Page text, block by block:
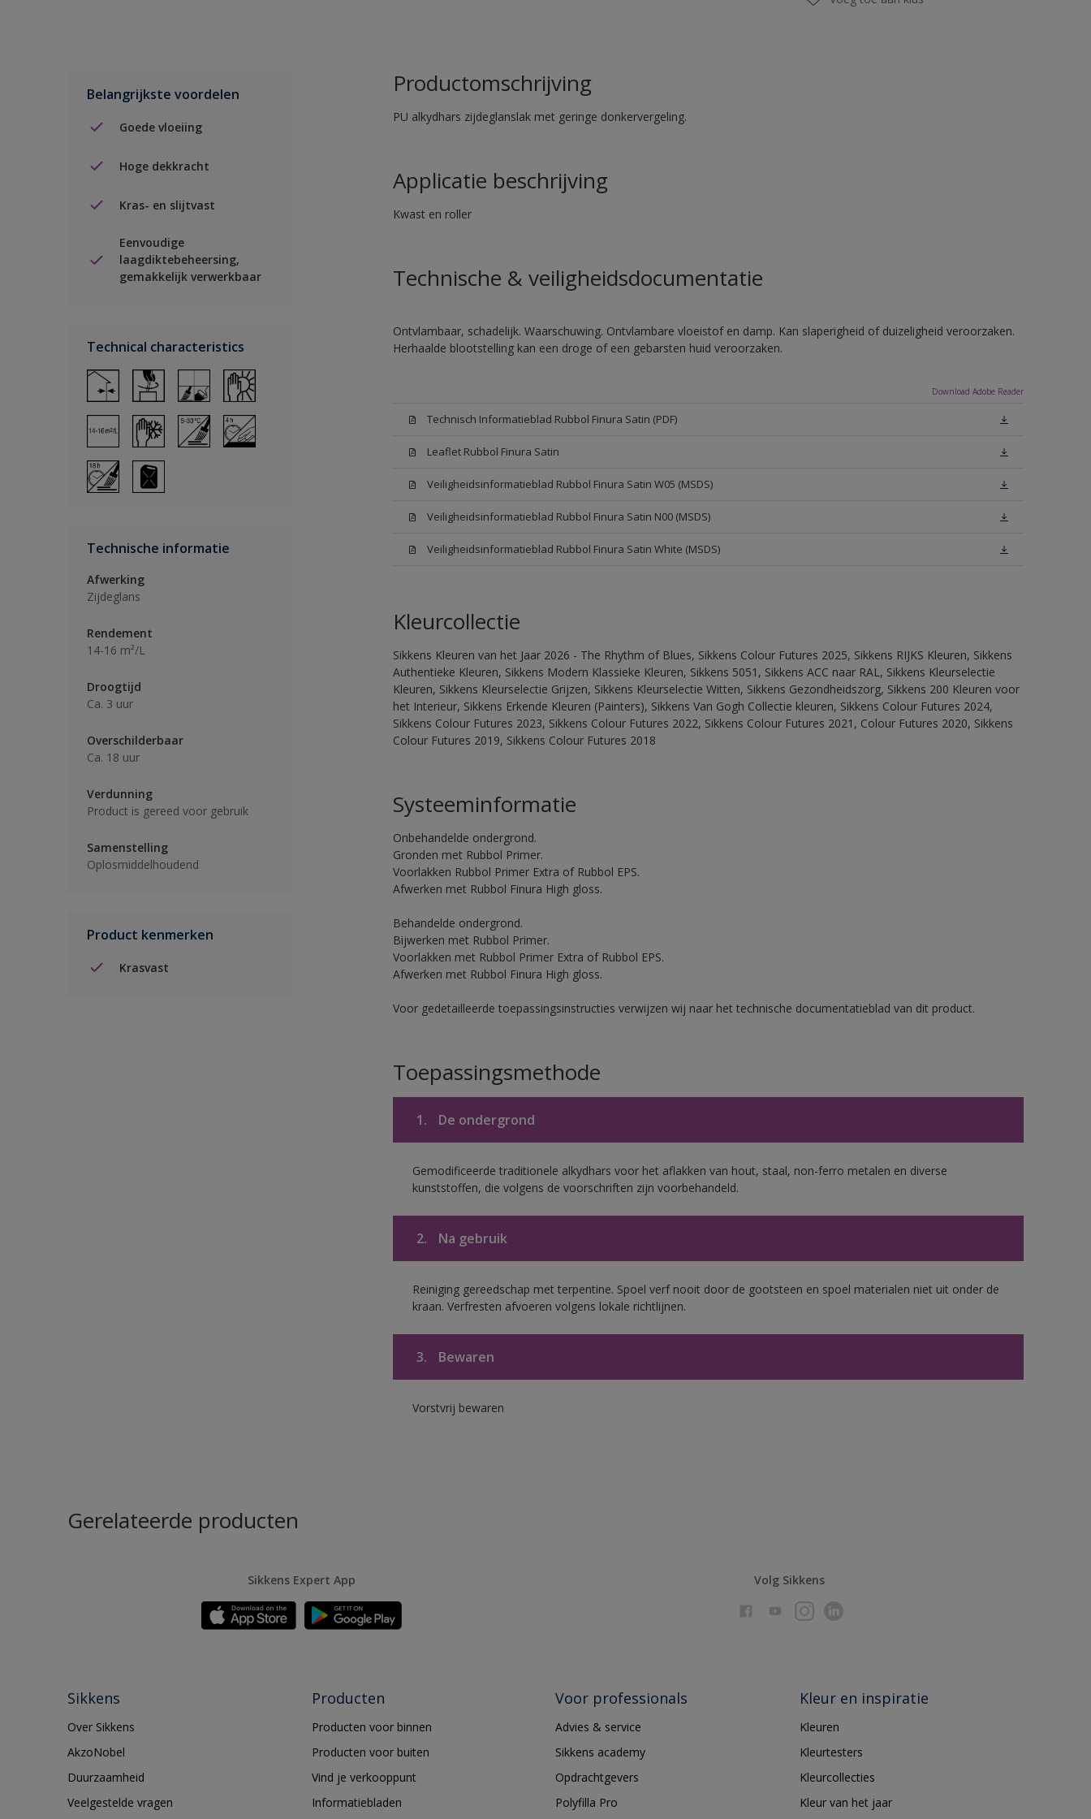
Belangrijkste voordelen
Goede vloeiing
Hoge dekkracht
Kras- en slijtvast
Eenvoudige
laagdiktebeheersing,
gemakkelijk verwerkbaar
Technical characteristics
Technische informatie
Afwerking
Zijdeglans
Rendement
14-16 m²/L
Droogtijd
Ca. 3 uur
Overschilderbaar
Ca. 18 uur
Verdunning
Product is gereed voor gebruik
Samenstelling
Oplosmiddelhoudend
Product kenmerken
Krasvast
Productomschrijving
PU alkydhars zijdeglanslak met geringe donkervergeling.
Applicatie beschrijving
Kwast en roller
Technische & veiligheidsdocumentatie
Ontvlambaar, schadelijk. Waarschuwing. Ontvlambare vloeistof en damp. Kan slaperigheid of duizeligheid veroorzaken.
Herhaalde blootstelling kan een droge of een gebarsten huid veroorzaken.
Download Adobe Reader
Technisch Informatieblad Rubbol Finura Satin (PDF)
Leaflet Rubbol Finura Satin
Veiligheidsinformatieblad Rubbol Finura Satin W05 (MSDS)
Veiligheidsinformatieblad Rubbol Finura Satin N00 (MSDS)
Veiligheidsinformatieblad Rubbol Finura Satin White (MSDS)
Kleurcollectie
Sikkens Kleuren van het Jaar 2026 - The Rhythm of Blues, Sikkens Colour Futures 2025, Sikkens RIJKS Kleuren, Sikkens
Authentieke Kleuren, Sikkens Modern Klassieke Kleuren, Sikkens 5051, Sikkens ACC naar RAL, Sikkens Kleurselectie
Kleuren, Sikkens Kleurselectie Grijzen, Sikkens Kleurselectie Witten, Sikkens Gezondheidszorg, Sikkens 200 Kleuren voor
het Interieur, Sikkens Erkende Kleuren (Painters), Sikkens Van Gogh Collectie kleuren, Sikkens Colour Futures 2024,
Sikkens Colour Futures 2023, Sikkens Colour Futures 2022, Sikkens Colour Futures 2021, Colour Futures 2020, Sikkens
Colour Futures 2019, Sikkens Colour Futures 2018
Systeeminformatie
Onbehandelde ondergrond.
Gronden met Rubbol Primer.
Voorlakken Rubbol Primer Extra of Rubbol EPS.
Afwerken met Rubbol Finura High gloss.
Behandelde ondergrond.
Bijwerken met Rubbol Primer.
Voorlakken met Rubbol Primer Extra of Rubbol EPS.
Afwerken met Rubbol Finura High gloss.
Voor gedetailleerde toepassingsinstructies verwijzen wij naar het technische documentatieblad van dit product.
Toepassingsmethode
1. De ondergrond
Gemodificeerde traditionele alkydhars voor het aflakken van hout, staal, non-ferro metalen en diverse
kunststoffen, die volgens de voorschriften zijn voorbehandeld.
2. Na gebruik
Reiniging gereedschap met terpentine. Spoel verf nooit door de gootsteen en spoel materialen niet uit onder de
kraan. Verfresten afvoeren volgens lokale richtlijnen.
3. Bewaren
Vorstvrij bewaren
Gerelateerde producten
Sikkens Expert App Volg Sikkens
Sikkens
Over Sikkens
AkzoNobel
Duurzaamheid
Veelgestelde vragen
Producten
Producten voor binnen
Producten voor buiten
Vind je verkooppunt
Informatiebladen
Voor professionals
Advies & service
Sikkens academy
Opdrachtgevers
Polyfilla Pro
Kleur en inspiratie
Kleuren
Kleurtesters
Kleurcollecties
Kleur van het jaar